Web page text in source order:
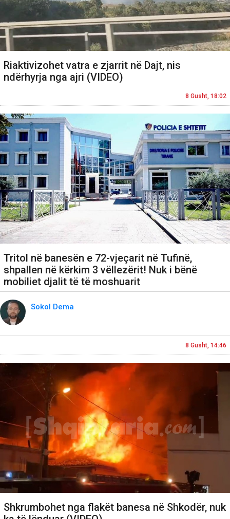
Riaktivizohet vatra e zjarrit në Dajt, nis
ndërhyrja nga ajri (VIDEO)
8 Gusht, 18:02
Tritol në banesën e 72-vjeçarit në Tufinë,
shpallen në kërkim 3 vëllezërit! Nuk i bënë
mobiliet djalit të të moshuarit
Sokol Dema
8 Gusht, 14:46
Shkrumbohet nga flakët banesa në Shkodër, nuk